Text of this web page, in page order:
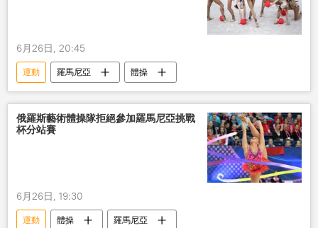
6月26日, 20:45
運動 羅馬尼亞 體操
俄羅斯藝術體操隊拒絕參加羅馬尼亞挑戰
杯分站賽
6月26日, 19:30
運動 體操 羅馬尼亞